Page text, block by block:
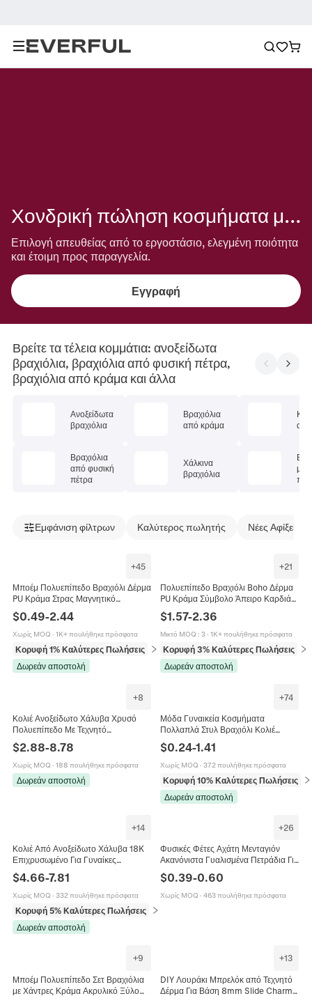
Χονδρική πώληση κοσμήματα με πολλαπλά γούρια
Επιλογή απευθείας από το εργοστάσιο, ελεγμένη ποιότητα
και έτοιμη προς παραγγελία.
Εγγραφή
Βρείτε τα τέλεια κομμάτια: ανοξείδωτα
βραχιόλια, βραχιόλια από φυσική πέτρα,
βραχιόλια από κράμα και άλλα
Ανοξείδωτα
βραχιόλια
Βραχιόλια
από φυσική
πέτρα
Βραχιόλια
από κράμα
Χάλκινα
βραχιόλια
α
με
Εμφάνιση φίλτρων Καλύτερος πωλητής Νέες Αφίξεις
+45
Μποέμ Πολυεπίπεδο Βραχιόλι Δέρμα
PU Κράμα Στρας Μαγνητικό
Κούμπωμα Σταυρός Δέντρο Της
Ζωής Καρδιά Άπειρο Γυναίκες
$0.49-2.44
Χωρίς MOQ · 1K+ πουλήθηκε πρόσφατα
Κορυφή 1% Καλύτερες Πωλήσεις
σε Βραχιόλια
Δωρεάν αποστολή
+21
Πολυεπίπεδο Βραχιόλι Boho Δέρμα
PU Κράμα Σύμβολο Άπειρο Καρδιά
Στρας Μαγνητικό Κούμπωμα Μόδα
Γυναικεία
$1.57-2.36
Μικτό MOQ : 3· 1K+ πουλήθηκε πρόσφατα
Κορυφή 3% Καλύτερες Πωλήσεις
σε
Δωρεάν αποστολή
+8
Κολιέ Ανοξείδωτο Χάλυβα Χρυσό
Πολυεπίπεδο Με Τεχνητό
Μαργαριτάρι Κεραμικό Ψάρι Καρδιά
Τσίλι Boho Chic Κοσμήματα Για
Γυναίκες
$2.88-8.78
Χωρίς MOQ · 188 πουλήθηκε πρόσφατα
Δωρεάν αποστολή
+74
Μόδα Γυναικεία Κοσμήματα
Πολλαπλά Στυλ Βραχιόλι Κολιέ
Πεταλούδα Καρδιά Κράμα
Ανοξείδωτο Ατσάλι Τεχνητό
Μαργαριτάρι Ρυθμιζόμενη
$0.24-1.41
Χωρίς MOQ · 372 πουλήθηκε πρόσφατα
Κορυφή 10% Καλύτερες Πωλήσεις
Δωρεάν αποστολή
+14
Κολιέ Από Ανοξείδωτο Χάλυβα 18K
Επιχρυσωμένο Για Γυναίκες
Πολλαπλά Μενταγιόν Καρδιά
Τεχνητό Μαργαριτάρι Αστέρι
Αδιάβροχο Κόσμημα
$4.66-7.81
Χωρίς MOQ · 332 πουλήθηκε πρόσφατα
Κορυφή 5% Καλύτερες Πωλήσεις
σε Κολιέ
Δωρεάν αποστολή
+26
Φυσικές Φέτες Αχάτη Μενταγιόν
Ακανόνιστα Γυαλισμένα Πετράδια Για
Κατασκευή Κοσμημάτων DIY
Χειροτεχνία Διακόσμηση Πολύχρωμα
$0.39-0.60
Χωρίς MOQ · 463 πουλήθηκε πρόσφατα
+9
Μποέμ Πολυεπίπεδο Σετ Βραχιόλια
με Χάντρες Κράμα Ακρυλικό Ξύλο
+13
DIY Λουράκι Μπρελόκ από Τεχνητό
Δέρμα Για Βάση 8mm Slide Charms